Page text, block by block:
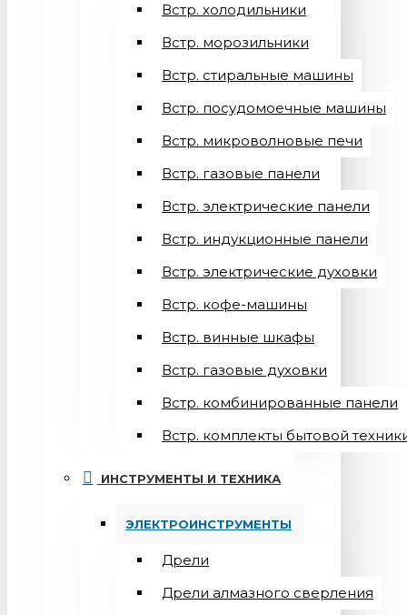
Встр. холодильники
Встр. морозильники
Встр. стиральные машины
Встр. посудомоечные машины
Встр. микроволновые печи
Встр. газовые панели
Встр. электрические панели
Встр. индукционные панели
Встр. электрические духовки
Встр. кофе-машины
Встр. винные шкафы
Встр. газовые духовки
Встр. комбинированные панели
Встр. комплекты бытовой
ИНСТРУМЕНТЫ И ТЕХНИКА
ЭЛЕКТРОИНСТРУМЕНТЫ
Дрели
Дрели алмазного сверления